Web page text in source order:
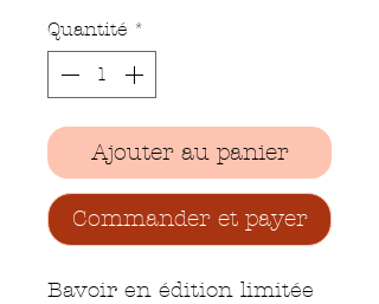
Quantité *
Ajouter au panier
Commander et payer
Bavoir en édition limitée